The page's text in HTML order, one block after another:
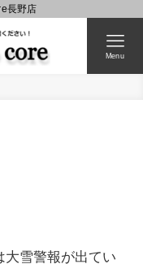
長野店
Menu
雪警報が出てい